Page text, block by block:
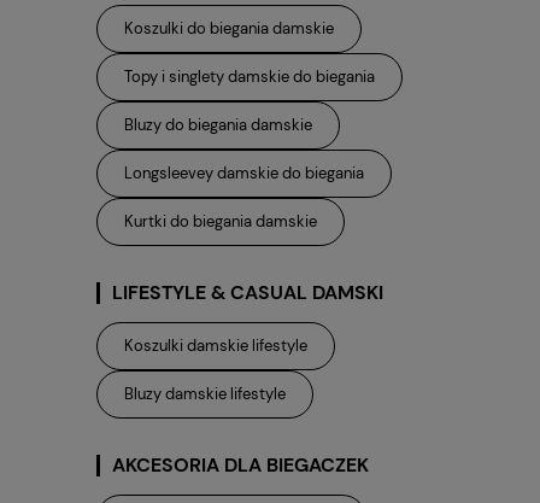
Koszulki do biegania damskie
Topy i singlety damskie do biegania
Bluzy do biegania damskie
Longsleevey damskie do biegania
Kurtki do biegania damskie
LIFESTYLE & CASUAL DAMSKI
Koszulki damskie lifestyle
Bluzy damskie lifestyle
AKCESORIA DLA BIEGACZEK